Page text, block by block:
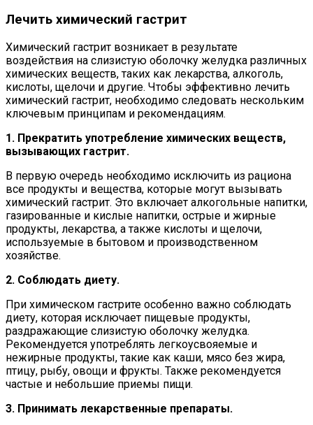
Лечить химический гастрит
Химический гастрит возникает в результате
воздействия на слизистую оболочку желудка различных
химических веществ, таких как лекарства, алкоголь,
кислоты, щелочи и другие. Чтобы эффективно лечить
химический гастрит, необходимо следовать нескольким
ключевым принципам и рекомендациям.
1. Прекратить употребление химических веществ,
вызывающих гастрит.
В первую очередь необходимо исключить из рациона
все продукты и вещества, которые могут вызывать
химический гастрит. Это включает алкогольные напитки,
газированные и кислые напитки, острые и жирные
продукты, лекарства, а также кислоты и щелочи,
используемые в бытовом и производственном
хозяйстве.
2. Соблюдать диету.
При химическом гастрите особенно важно соблюдать
диету, которая исключает пищевые продукты,
раздражающие слизистую оболочку желудка.
Рекомендуется употреблять легкоусвояемые и
нежирные продукты, такие как каши, мясо без жира,
птицу, рыбу, овощи и фрукты. Также рекомендуется
частые и небольшие приемы пищи.
3. Принимать лекарственные препараты.